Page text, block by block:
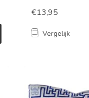
€13,95
Vergelijk